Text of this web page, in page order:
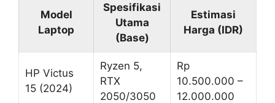
Model
Laptop
Spesifikasi
Utama
(Base)
Estimasi
Harga (IDR)
HP Victus
15 (2024)
Ryzen 5,
RTX
2050/3050
Rp
10.500.000 –
12.000.000